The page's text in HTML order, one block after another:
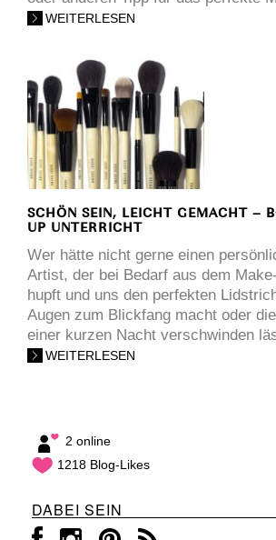
WEITERLESEN
SCHÖN SEIN, LEICHT GEMACHT –
UP UNTERRICHT
Wer hätte nicht gerne einen
Artist, der bei Bedarf aus dem
hupft und uns den perfekten
Augen zum Blickfang macht oder
einer kurzen Nacht verschwinden
WEITERLESEN
2 online
1218 Blog-Likes
DABEI SEIN